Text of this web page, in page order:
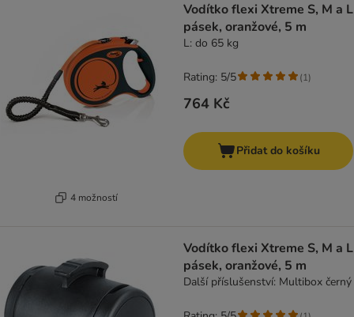
4 možností
Vodítko flexi Xtreme S, M a L
pásek, oranžové, 5 m
L: do 65 kg
764 Kč
Rating: 5/5 (1)
Přidat do košíku
Vodítko flexi Xtreme S, M a L
pásek, oranžové, 5 m
Další příslušenství: Multibox černý